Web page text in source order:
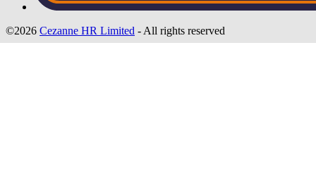
©2026 Cezanne HR Limited - All rights reserved